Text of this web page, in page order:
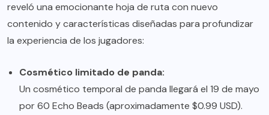
reveló una emocionante hoja de ruta con nuevo
contenido y características diseñadas para profundizar
la experiencia de los jugadores:
Cosmético limitado de panda:
Un cosmético temporal de panda llegará el 19 de mayo
por 60 Echo Beads (aproximadamente $0.99 USD).